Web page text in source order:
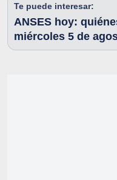
Te puede interesar:
ANSES hoy:
miércoles 5 de